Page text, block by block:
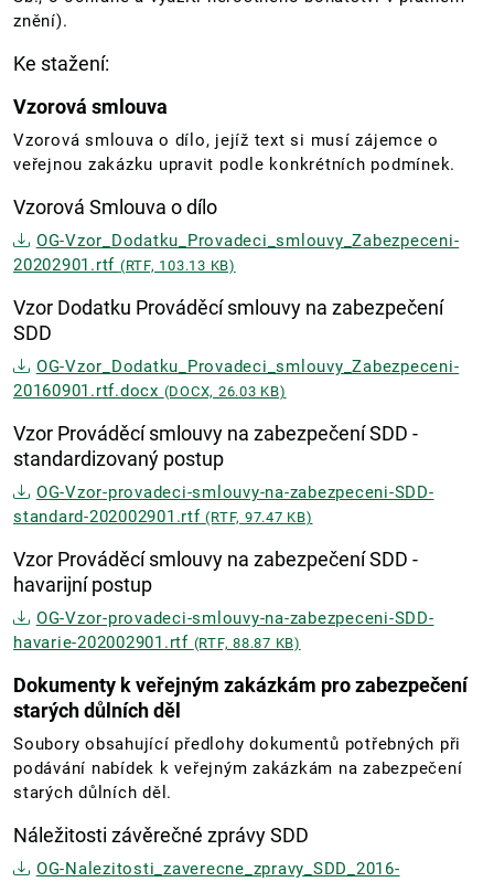
znění).
Ke stažení:
Vzorová smlouva
Vzorová smlouva o dílo, jejíž text si musí zájemce o
veřejnou zakázku upravit podle konkrétních podmínek.
Vzorová Smlouva o dílo
OG-Vzor_Dodatku_Provadeci_smlouvy_Zabezpeceni-
20202901.rtf (RTF, 103.13 KB)
Vzor Dodatku Prováděcí smlouvy na zabezpečení
SDD
OG-Vzor_Dodatku_Provadeci_smlouvy_Zabezpeceni-
20160901.rtf.docx (DOCX, 26.03 KB)
Vzor Prováděcí smlouvy na zabezpečení SDD -
standardizovaný postup
OG-Vzor-provadeci-smlouvy-na-zabezpeceni-SDD-
standard-202002901.rtf(RTF, 97.47 KB)
Vzor Prováděcí smlouvy na zabezpečení SDD -
havarijní postup
OG-Vzor-provadeci-smlouvy-na-zabezpeceni-SDD-
havarie-202002901.rtf (RTF, 88.87 KB)
Dokumenty k veřejným zakázkám pro zabezpečení
starých důlních děl
Soubory obsahující předlohy dokumentů potřebných při
podávání nabídek k veřejným zakázkám na zabezpečení
starých důlních děl.
Náležitosti závěrečné zprávy SDD
OG-Nalezitosti_zaverecne_zpravy_SDD_2016-